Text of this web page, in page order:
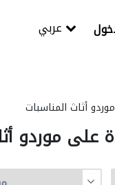
موردو أثاث المناسبات
على موردو